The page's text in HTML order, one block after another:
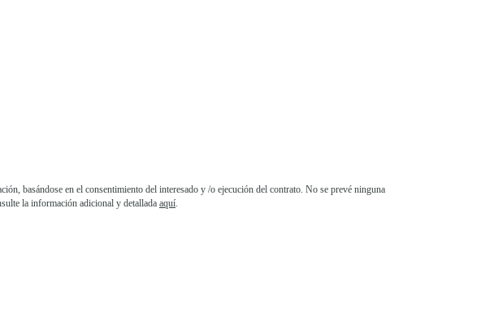
basándose en el consentimiento del interesado y /o ejecución del contrato. No se prevé ninguna
la información adicional y detallada aquí.